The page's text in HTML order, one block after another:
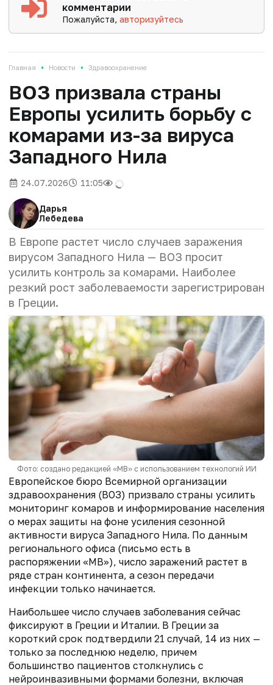
комментарии
Пожалуйста,авторизуйтесь
Главная • Новости • Здравоохранение
ВОЗ призвала страны
Европы усилить борьбу с
комарами из-за вируса
Западного Нила
24.07.2026 11:05
Дарья
Лебедева
В Европе растет число случаев заражения
вирусом Западного Нила — ВОЗ просит
усилить контроль за комарами. Наиболее
резкий рост заболеваемости зарегистрирован
в Греции.
Фото: создано редакцией «МВ» с использованием технологий ИИ
Европейское бюро Всемирной организации
здравоохранения (ВОЗ) призвало страны усилить
мониторинг комаров и информирование населения
о мерах защиты на фоне усиления сезонной
активности вируса Западного Нила. По данным
регионального офиса (письмо есть в
распоряжении «МВ»), число заражений растет в
ряде стран континента, а сезон передачи
инфекции только начинается.
Наибольшее число случаев заболевания сейчас
фиксируют в Греции и Италии. В Греции за
короткий срок подтвердили 21 случай, 14 из них —
только за последнюю неделю, причем
большинство пациентов столкнулись с
нейроинвазивными формами болезни, включая